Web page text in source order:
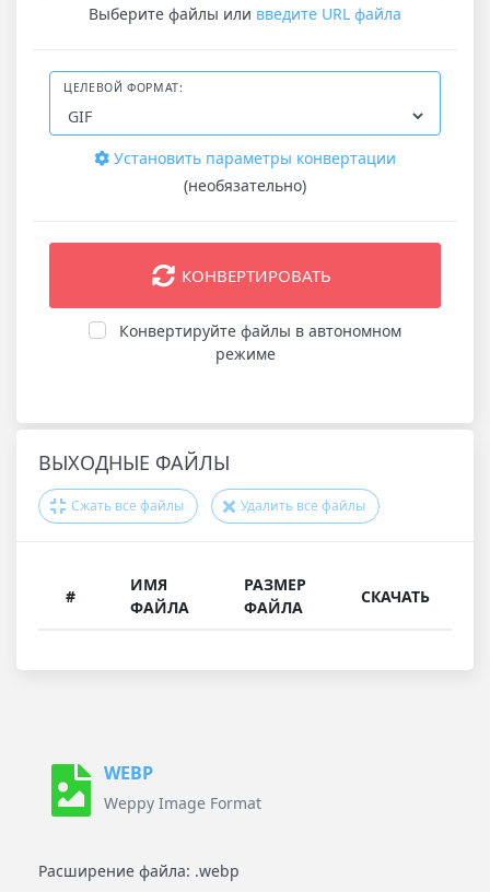
Выберите файлы или введите URL файла
ЦЕЛЕВОЙ ФОРМАТ:
Установить параметры конвертации
(необязательно)
КОНВЕРТИРОВАТЬ
Конвертируйте файлы в автономном
режиме
ВЫХОДНЫЕ ФАЙЛЫ
Сжать все файлы Удалить все файлы
#
ИМЯ
ФАЙЛА
РАЗМЕР
ФАЙЛА
СКАЧАТЬ
WEBP
Weppy Image Format
Расширение файла: .webp